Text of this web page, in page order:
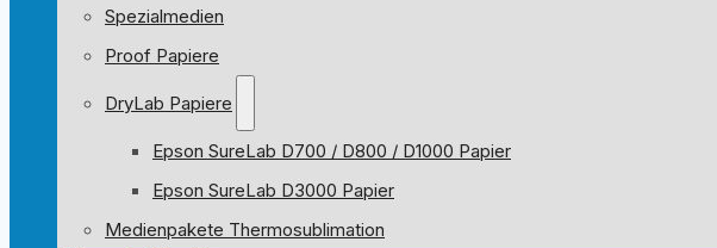
Spezialmedien
Proof Papiere
DryLab Papiere
Epson SureLab D700 / D800 / D1000 Papier
Epson SureLab D3000 Papier
Medienpakete Thermosublimation